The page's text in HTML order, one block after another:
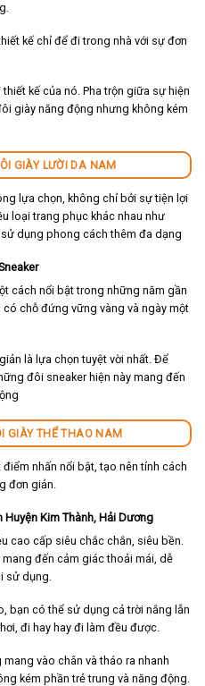
kế chỉ để đi trong nhà với sự đơn
kế của nó. Pha trộn giữa sự hiện
giày năng động nhưng không kém
GIÀY LƯỜI DA NAM
lựa chọn, không chỉ bởi sự tiện lợi
loại trang phục khác nhau như
dụng phong cách thêm đa dạng
cách nổi bật trong những năm gần
chỗ đứng vững vàng và ngày một
là lựa chọn tuyệt vời nhất. Để
đôi sneaker hiện này mang đến
GIÀY THỂ THAO NAM
nhấn nổi bật, tạo nên tính cách
đơn giản.
Kim Thành, Hải Dương
cao cấp siêu chắc chắn, siêu bền.
đến cảm giác thoải mái, dễ
sử dụng.
bạn có thể sử dụng cả trời nắng lẫn
đi hay hay đi làm đều được.
vào chân và tháo ra nhanh
kém phần trẻ trung và năng động.